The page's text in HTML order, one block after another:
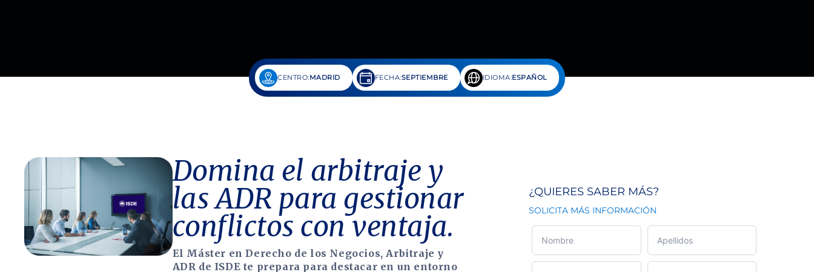
CENTRO: MADRID FECHA:SEPTIEMBRE IDIOMA:ESPAÑOL
Domina el arbitraje y
las ADR para gestionar
conflictos con ventaja.
El Máster en Derecho de los Negocios, Arbitraje y
ADR de ISDE te prepara para destacar en un entorno
¿QUIERES SABER MÁS?
SOLICITA MÁS INFORMACIÓN